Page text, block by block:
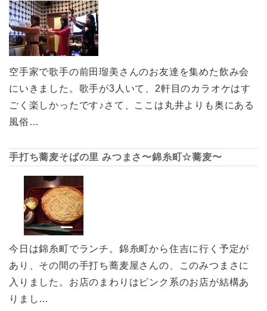
空手家で歌手の前田瑠美さんのお友達を集めた飲み会
にいきました。歌手が3人いて、2軒目のカラオケはす
ごく楽しかったです♪さて、ここは丸井よりも奥にある
風俗…
手打ち蕎麦そばの里 みつまさ〜錦糸町☆蕎麦〜
今日は錦糸町でランチ。錦糸町から住吉に行く予定が
あり、その間の手打ち蕎麦屋さんの、このみつまさに
入りました。お店のまわりはピンク系のお店が結構あ
りまし…